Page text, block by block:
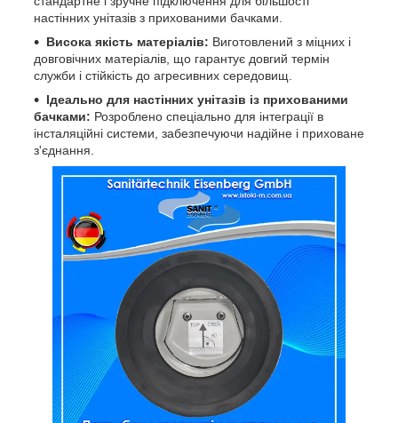
настінних унітазів з прихованими бачками.
Висока якість матеріалів: Виготовлений з міцних і
довговічних матеріалів, що гарантує довгий термін
служби і стійкість до агресивних середовищ.
Ідеально для настінних унітазів із прихованими
бачками: Розроблено спеціально для інтеграції в
інсталяційні системи, забезпечуючи надійне і приховане
з'єднання.